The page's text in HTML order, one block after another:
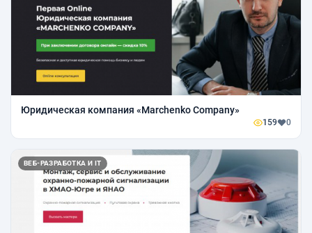
Юридическая компания «Marchenko Company»
159 0
ВЕБ-РАЗРАБОТКА И IT